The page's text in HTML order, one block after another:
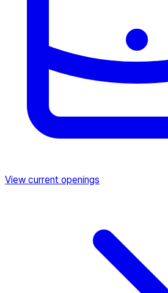
View current openings